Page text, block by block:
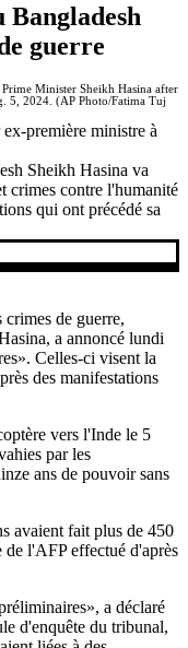
guerre
première ministre à
Sheikh Hasina va
crimes contre l'humanité
qui ont précédé sa
de guerre,
a annoncé lundi
Celles-ci visent la
des manifestations
vers l'Inde le 5
par les
ans de pouvoir sans
avaient fait plus de 450
l'AFP effectué d'après
a déclaré
d'enquête du tribunal,